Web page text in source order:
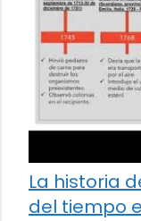
La historia
del tiempo